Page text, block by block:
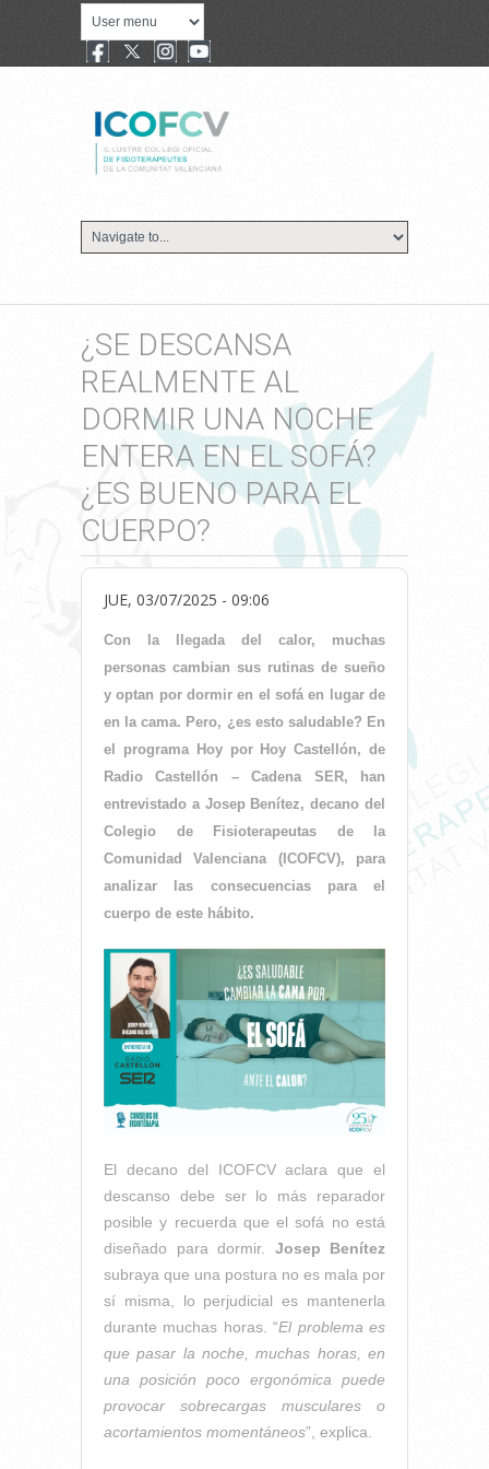
¿SE DESCANSA
REALMENTE AL
DORMIR UNA NOCHE
ENTERA EN EL SOFÁ?
¿ES BUENO PARA EL
CUERPO?
JUE, 03/07/2025 - 09:06
Con la llegada del calor, muchas
personas cambian sus rutinas de sueño
y optan por dormir en el sofá en lugar de
en la cama. Pero, ¿es esto saludable? En
el programa Hoy por Hoy Castellón, de
Radio Castellón – Cadena SER, han
entrevistado a Josep Benítez, decano del
Colegio de Fisioterapeutas de la
Comunidad Valenciana (ICOFCV), para
analizar las consecuencias para el
cuerpo de este hábito.
El decano del ICOFCV aclara que el
descanso debe ser lo más reparador
posible y recuerda que el sofá no está
diseñado para dormir. Josep Benítez
subraya que una postura no es mala por
sí misma, lo perjudicial es mantenerla
durante muchas horas. “El problema es
que pasar la noche, muchas horas, en
una posición poco ergonómica puede
provocar sobrecargas musculares o
acortamientos momentáneos”, explica.